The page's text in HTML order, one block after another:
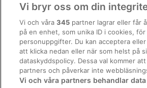
Hotell i La Comba
Hotell i Plout
Hotell i Surpian
3-Stjärniga hotell i Champoluc
B&B i Valle d'Aosta
Gårdshotell i Valle d'Aosta
Regler och villkor för Vrbo
Tillgänglighetsanpassning
Juridisk information/Kontakta oss
Riktlinjer för innehåll och anmäla innehåll
Vi bryr oss om din
Vi och våra345 partner lagrar eller får
på en enhet, som unika ID i cookies,
personuppgifter. Du kan acceptera
att klicka nedan eller när som helst på
dataskyddspolicy. Dessa val kommer
partners och påverkar inte
Vi och våra partners behandlar